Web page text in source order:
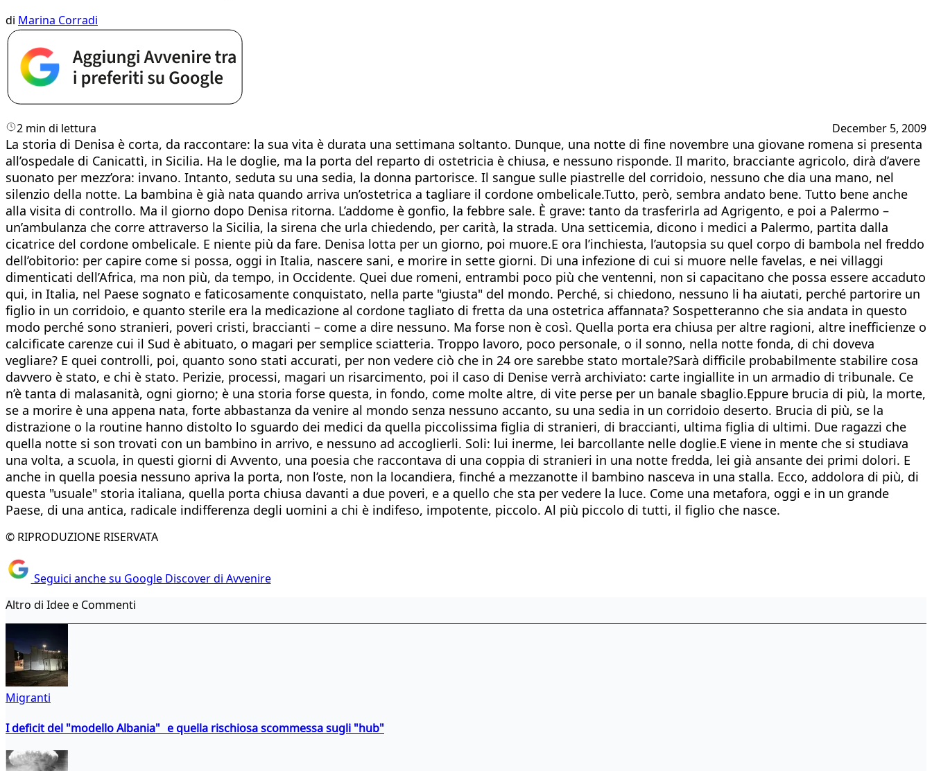
di Marina Corradi
2 min di lettura December 5, 2009
La storia di Denisa è corta, da raccontare: la sua vita è durata una settimana soltanto. Dunque, una notte di fine novembre una giovane romena si presenta
all’ospedale di Canicattì, in Sicilia. Ha le doglie, ma la porta del reparto di ostetricia è chiusa, e nessuno risponde. Il marito, bracciante agricolo, dirà d’avere
suonato per mezz’ora: invano. Intanto, seduta su una sedia, la donna partorisce. Il sangue sulle piastrelle del corridoio, nessuno che dia una mano, nel
silenzio della notte. La bambina è già nata quando arriva un’ostetrica a tagliare il cordone ombelicale.Tutto, però, sembra andato bene. Tutto bene anche
alla visita di controllo. Ma il giorno dopo Denisa ritorna. L’addome è gonfio, la febbre sale. È grave: tanto da trasferirla ad Agrigento, e poi a Palermo –
un’ambulanza che corre attraverso la Sicilia, la sirena che urla chiedendo, per carità, la strada. Una setticemia, dicono i medici a Palermo, partita dalla
cicatrice del cordone ombelicale. E niente più da fare. Denisa lotta per un giorno, poi muore.E ora l’inchiesta, l’autopsia su quel corpo di bambola nel freddo
dell’obitorio: per capire come si possa, oggi in Italia, nascere sani, e morire in sette giorni. Di una infezione di cui si muore nelle favelas, e nei villaggi
dimenticati dell’Africa, ma non più, da tempo, in Occidente. Quei due romeni, entrambi poco più che ventenni, non si capacitano che possa essere accaduto
qui, in Italia, nel Paese sognato e faticosamente conquistato, nella parte "giusta" del mondo. Perché, si chiedono, nessuno li ha aiutati, perché partorire un
figlio in un corridoio, e quanto sterile era la medicazione al cordone tagliato di fretta da una ostetrica affannata? Sospetteranno che sia andata in questo
modo perché sono stranieri, poveri cristi, braccianti – come a dire nessuno. Ma forse non è così. Quella porta era chiusa per altre ragioni, altre inefficienze o
calcificate carenze cui il Sud è abituato, o magari per semplice sciatteria. Troppo lavoro, poco personale, o il sonno, nella notte fonda, di chi doveva
vegliare? E quei controlli, poi, quanto sono stati accurati, per non vedere ciò che in 24 ore sarebbe stato mortale?Sarà difficile probabilmente stabilire cosa
davvero è stato, e chi è stato. Perizie, processi, magari un risarcimento, poi il caso di Denise verrà archiviato: carte ingiallite in un armadio di tribunale. Ce
n’è tanta di malasanità, ogni giorno; è una storia forse questa, in fondo, come molte altre, di vite perse per un banale sbaglio.Eppure brucia di più, la morte,
se a morire è una appena nata, forte abbastanza da venire al mondo senza nessuno accanto, su una sedia in un corridoio deserto. Brucia di più, se la
distrazione o la routine hanno distolto lo sguardo dei medici da quella piccolissima figlia di stranieri, di braccianti, ultima figlia di ultimi. Due ragazzi che
quella notte si son trovati con un bambino in arrivo, e nessuno ad accoglierli. Soli: lui inerme, lei barcollante nelle doglie.E viene in mente che si studiava
una volta, a scuola, in questi giorni di Avvento, una poesia che raccontava di una coppia di stranieri in una notte fredda, lei già ansante dei primi dolori. E
anche in quella poesia nessuno apriva la porta, non l’oste, non la locandiera, finché a mezzanotte il bambino nasceva in una stalla. Ecco, addolora di più, di
questa "usuale" storia italiana, quella porta chiusa davanti a due poveri, e a quello che sta per vedere la luce. Come una metafora, oggi e in un grande
Paese, di una antica, radicale indifferenza degli uomini a chi è indifeso, impotente, piccolo. Al più piccolo di tutti, il figlio che nasce.
© RIPRODUZIONE RISERVATA
Seguici anche su Google Discover di Avvenire
Altro di Idee e Commenti
Migranti
I deficit del "modello Albania" e quella rischiosa scommessa sugli "hub"